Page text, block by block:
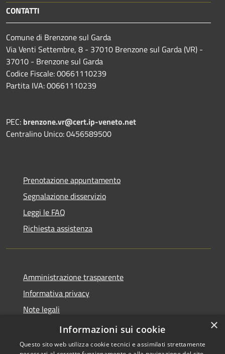
CONTATTI
Comune di Brenzone sul Garda
Via Venti Settembre, 8 - 37010 Brenzone sul Garda (VR) -
37010 - Brenzone sul Garda
Codice Fiscale: 00661110239
Partita IVA: 00661110239
PEC: brenzone.vr@cert.ip-veneto.net
Centralino Unico: 0456589500
Prenotazione appuntamento
Segnalazione disservizio
Leggi le FAQ
Richiesta assistenza
Amministrazione trasparente
Informativa privacy
Note legali
Dichiarazione di accessibilità
×
Informazioni sui cookie
Questo sito web utilizza cookie tecnici e assimilati strettamente